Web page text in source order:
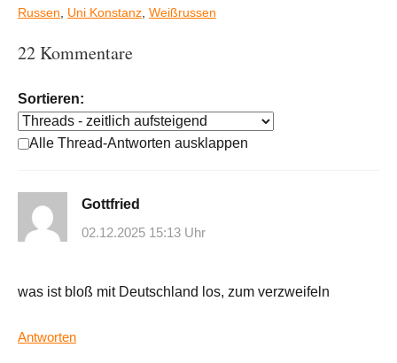
Russen, Uni Konstanz, Weißrussen
22 Kommentare
Sortieren:
Alle Thread-Antworten ausklappen
Gottfried
02.12.2025 15:13 Uhr
was ist bloß mit Deutschland los, zum verzweifeln
Antworten